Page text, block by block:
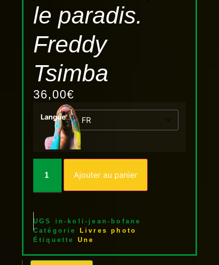
le paradis.
Freddy
Tsimba
36,00€
Langue
Ajouter au panier
UGS in-koli-jean-bofane
Catégorie
Livres photo
Étiquette
Une